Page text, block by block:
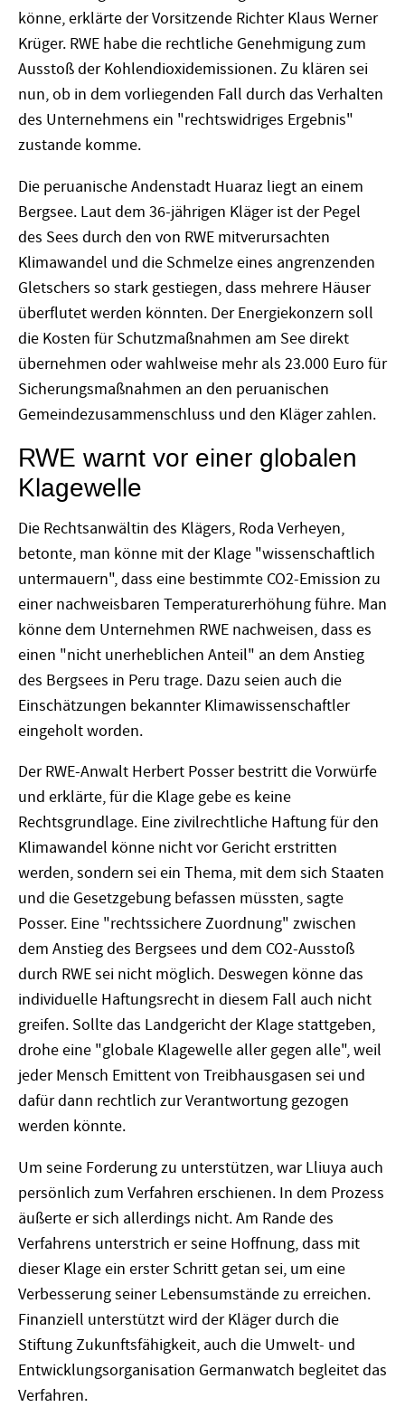
könne, erklärte der Vorsitzende Richter Klaus Werner
Krüger. RWE habe die rechtliche Genehmigung zum
Ausstoß der Kohlendioxidemissionen. Zu klären sei
nun, ob in dem vorliegenden Fall durch das Verhalten
des Unternehmens ein "rechtswidriges Ergebnis"
zustande komme.
Die peruanische Andenstadt Huaraz liegt an einem
Bergsee. Laut dem 36-jährigen Kläger ist der Pegel
des Sees durch den von RWE mitverursachten
Klimawandel und die Schmelze eines angrenzenden
Gletschers so stark gestiegen, dass mehrere Häuser
überflutet werden könnten. Der Energiekonzern soll
die Kosten für Schutzmaßnahmen am See direkt
übernehmen oder wahlweise mehr als 23.000 Euro für
Sicherungsmaßnahmen an den peruanischen
Gemeindezusammenschluss und den Kläger zahlen.
RWE warnt vor einer globalen
Klagewelle
Die Rechtsanwältin des Klägers, Roda Verheyen,
betonte, man könne mit der Klage "wissenschaftlich
untermauern", dass eine bestimmte CO2-Emission zu
einer nachweisbaren Temperaturerhöhung führe. Man
könne dem Unternehmen RWE nachweisen, dass es
einen "nicht unerheblichen Anteil" an dem Anstieg
des Bergsees in Peru trage. Dazu seien auch die
Einschätzungen bekannter Klimawissenschaftler
eingeholt worden.
Der RWE-Anwalt Herbert Posser bestritt die Vorwürfe
und erklärte, für die Klage gebe es keine
Rechtsgrundlage. Eine zivilrechtliche Haftung für den
Klimawandel könne nicht vor Gericht erstritten
werden, sondern sei ein Thema, mit dem sich Staaten
und die Gesetzgebung befassen müssten, sagte
Posser. Eine "rechtssichere Zuordnung" zwischen
dem Anstieg des Bergsees und dem CO2-Ausstoß
durch RWE sei nicht möglich. Deswegen könne das
individuelle Haftungsrecht in diesem Fall auch nicht
greifen. Sollte das Landgericht der Klage stattgeben,
drohe eine "globale Klagewelle aller gegen alle", weil
jeder Mensch Emittent von Treibhausgasen sei und
dafür dann rechtlich zur Verantwortung gezogen
werden könnte.
Um seine Forderung zu unterstützen, war Lliuya auch
persönlich zum Verfahren erschienen. In dem Prozess
äußerte er sich allerdings nicht. Am Rande des
Verfahrens unterstrich er seine Hoffnung, dass mit
dieser Klage ein erster Schritt getan sei, um eine
Verbesserung seiner Lebensumstände zu erreichen.
Finanziell unterstützt wird der Kläger durch die
Stiftung Zukunftsfähigkeit, auch die Umwelt- und
Entwicklungsorganisation Germanwatch begleitet das
Verfahren.